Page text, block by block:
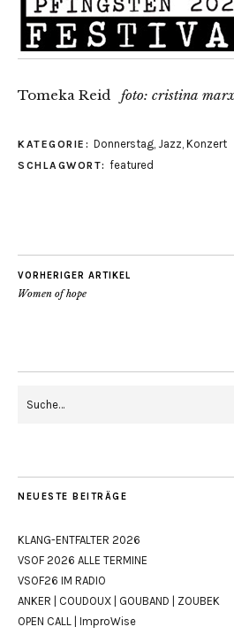
Tomeka Reid foto: cristina
KATEGORIE: Donnerstag, Jazz Konzert
SCHLAGWORT: featured
VORHERIGER ARTIKEL
Women of hope
NEUESTE BEITRÄGE
KLANG-ENTFALTER 2026
VSOF 2026 ALLE TERMINE
VSOF26 IM RADIO
ANKER | COUDOUX | GOUBAND | ZOUBEK
OPEN CALL | ImproWise